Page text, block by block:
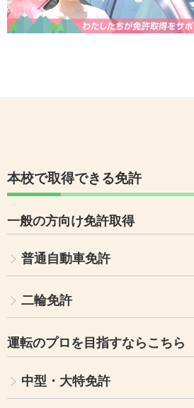
本校で取得できる免許
一般の方向け免許取得
普通自動車免許
二輪免許
運転のプロを目指すならこちら
中型・大特免許